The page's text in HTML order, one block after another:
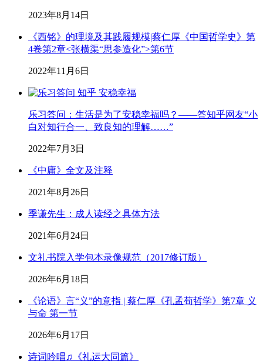
2023年8月14日
《西铭》的理境及其践履规模|蔡仁厚《中国哲学史》第
4卷第2章<张横渠“思参造化”>第6节
2022年11月6日
乐习答问：生活是为了安稳幸福吗？——答知乎网友“小
白对知行合一、致良知的理解……”
2022年7月3日
《中庸》全文及注释
2021年8月26日
季谦先生：成人读经之具体方法
2021年6月24日
文礼书院入学包本录像规范（2017修订版）
2026年6月18日
《论语》言“义”的意指 | 蔡仁厚《孔孟荀哲学》第7章 义
与命 第一节
2026年6月17日
诗词吟唱♫《礼运大同篇》